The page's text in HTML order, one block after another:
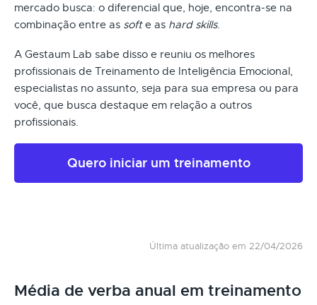
mercado busca: o diferencial que, hoje, encontra-se na
combinação entre as softe as hard skills.
A Gestaum Lab sabe disso e reuniu os melhores
profissionais de Treinamento de Inteligência Emocional,
especialistas no assunto, seja para sua empresa ou para
você, que busca destaque em relação a outros
profissionais.
Quero iniciar um treinamento
Última atualização em 22/04/2026
Média de verba anual em treinamento